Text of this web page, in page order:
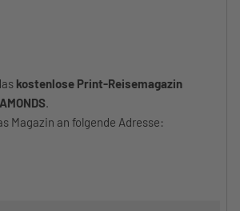
kostenlose Print-Reisemagazin
.
Magazin an folgende Adresse: